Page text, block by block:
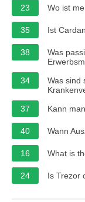
23
Wo ist
35 Ist
38
Was
34
Was sind
37
Kann
40 Wann
16 What is
24 Is Trezor